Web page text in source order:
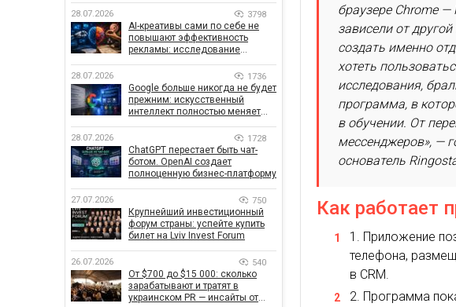
браузере Chrome
зависели от
создать именно
хотеть
исследования,
программа, в
в обучении. От
мессенджеров», —
основатель
Как работает
Приложение
телефона,
в CRM.
Программа
28.07.2026 3798
AI-креативы сами по себе не
повышают эффективность
рекламы: исследование
влияет на эффективность
кампаний
28.07.2026 1736
Google больше никогда не будет
прежним: искусственный
интеллект полностью меняет
28.07.2026 1728
ChatGPT перестает быть чат-
ботом. OpenAI создает
полноценную бизнес-платформу
27.07.2026 750
Крупнейший инвестиционный
форум страны: успейте купить
билет на Lviv Invest Forum
26.07.2026 540
От $700 до $15 000: сколько
зарабатывают и тратят в
украинском PR — инсайты от